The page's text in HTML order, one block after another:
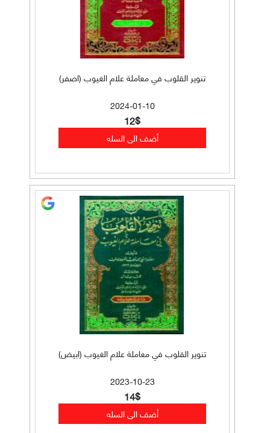
تنوير القلوب في معاملة علام الغيوب (اصفر)
2024-01-10
12$
تنوير القلوب في معاملة علام الغيوب (ابيض)
2023-10-23
14$